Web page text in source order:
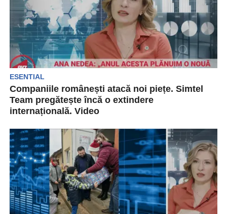
ESENTIAL
Companiile românești atacă noi piețe. Simtel
Team pregătește încă o extindere
internațională. Video
românesc, care a devenit un lider în sectorul...